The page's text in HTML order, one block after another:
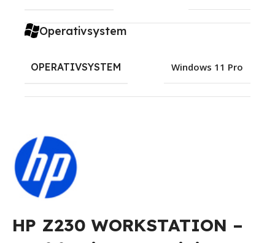
HP Z230 WORKSTATION –
Operativsystem
OPERATIVSYSTEM Windows 11 Pro